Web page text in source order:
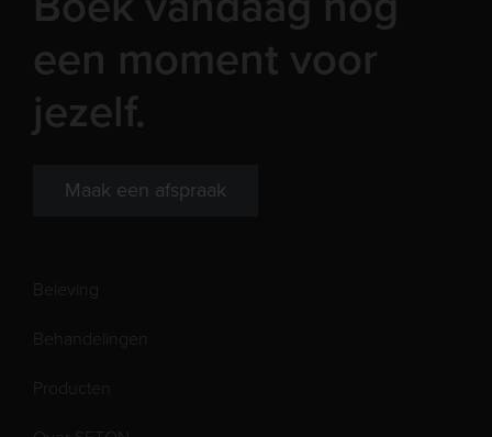
een moment voor
jezelf.
Maak een afspraak
Beleving
Behandelingen
Producten